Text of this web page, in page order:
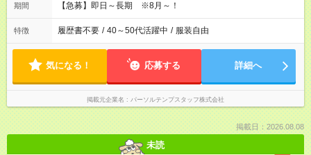
期間 【急募】即日～長期 ※8月～！
特徴 履歴書不要 / 40～50代活躍中 / 服装自由
気になる！ 応募する 詳細へ
掲載元企業名 パーソルテンプスタッフ株式会社
掲載日：2026.08.08
未読